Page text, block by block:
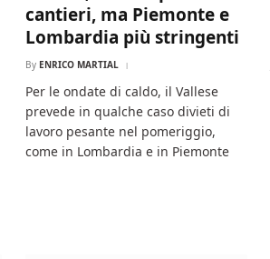
cantieri, ma Piemonte e
Lombardia più stringenti
By ENRICO MARTIAL
Per le ondate di caldo, il Vallese
prevede in qualche caso divieti di
lavoro pesante nel pomeriggio,
come in Lombardia e in Piemonte